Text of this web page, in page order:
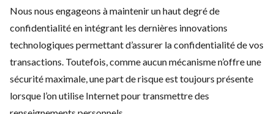
Nous nous engageons à maintenir un haut degré de
confidentialité en intégrant les dernières innovations
technologiques permettant d’assurer la confidentialité de vos
transactions. Toutefois, comme aucun mécanisme n’offre une
sécurité maximale, une part de risque est toujours présente
lorsque l’on utilise Internet pour transmettre des